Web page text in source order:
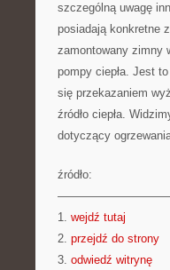
szczególną uwagę
posiadają konkretne
zamontowany zimny
pompy ciepła. Jest
się przekazaniem
źródło ciepła.
dotyczący
źródło:
1. wejdź tutaj
2. przejdź do strony
3. odwiedź witrynę